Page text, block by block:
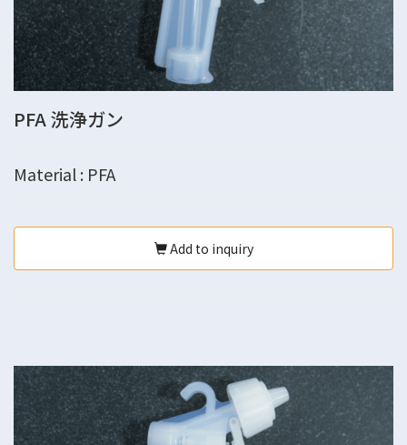
PFA 洗浄ガン
Material : PFA
Add to inquiry